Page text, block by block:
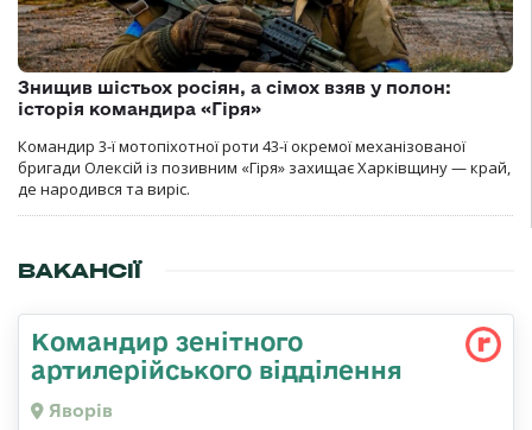
Знищив шістьох росіян, а сімох взяв у полон:
історія командира «Гіря»
Командир 3-ї мотопіхотної роти 43-ї окремої механізованої
бригади Олексій із позивним «Гіря» захищає Харківщину — край,
де народився та виріс.
ВАКАНСІЇ
Командир зенітного
артилерійського відділення
Яворів